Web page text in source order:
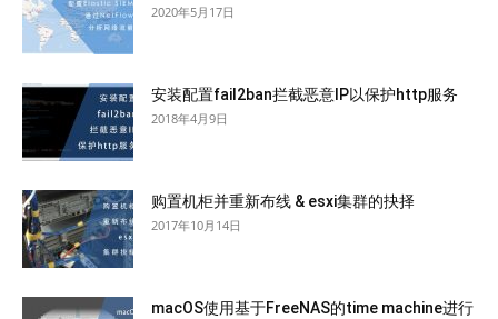
2020年5月17日
安装配置fail2ban拦截恶意IP以保护http服务
2018年4月9日
购置机柜并重新布线 & esxi集群的抉择
2017年10月14日
macOS使用基于FreeNAS的time machine进行